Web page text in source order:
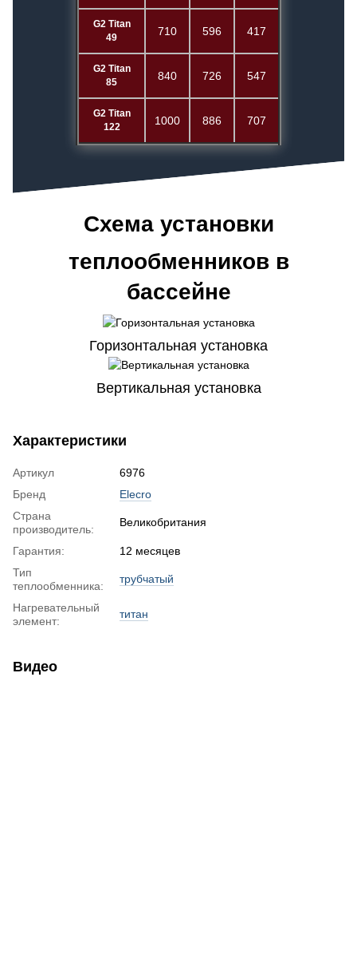
G2 Titan
49
710 596 417
G2 Titan
85
840 726 547
G2 Titan
122
1000 886 707
Схема установки
теплообменников в
бассейне
Горизонтальная установка
Вертикальная установка
Характеристики
Артикул
6976
Бренд
Elecro
Страна
производитель:
Великобритания
Гарантия:
12 месяцев
Тип
теплообменника:
трубчатый
Нагревательный
элемент:
титан
Видео